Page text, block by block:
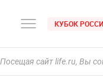
КУБОК
Посещая сайт life.ru, Вы